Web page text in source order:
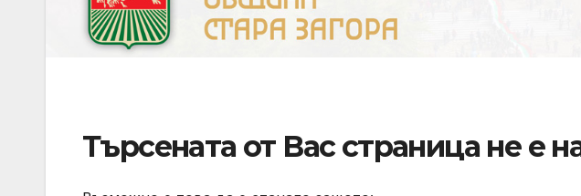
Търсената от Вас страница не е